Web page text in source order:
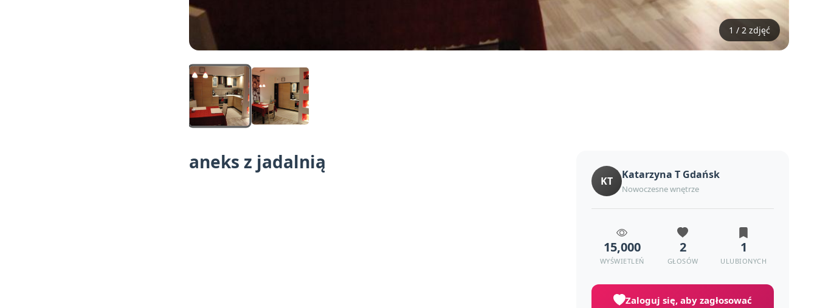
1 / 2 zdjęć
aneks z jadalnią
KT Katarzyna T Gdańsk
Nowoczesne wnętrze
15,000
WYŚWIETLEŃ
2
GŁOSÓW
1
ULUBIONYCH
Zaloguj się, aby zagłosować